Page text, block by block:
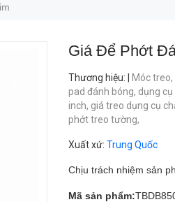
Giá Để Phớt
Thương hiệu: | Móc treo,
pad đánh bóng, dụng
inch, giá treo dụng cụ
phớt treo tường,
Xuất xứ: Trung Quốc
Chịu trách nhiệm sản
Mã sản phẩm: